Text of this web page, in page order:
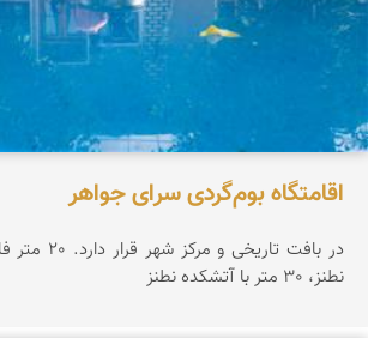
اقامتگاه بوم‌گردی سرای جواهر
در بافت
نطنز، 30 متر با آتشکده نطنز